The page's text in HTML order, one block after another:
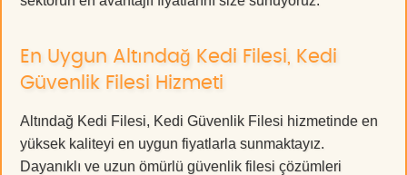
En Uygun Altındağ Kedi Filesi, Kedi
Güvenlik Filesi Hizmeti
Altındağ Kedi Filesi, Kedi Güvenlik Filesi hizmetinde en
yüksek kaliteyi en uygun fiyatlarla sunmaktayız.
Dayanıklı ve uzun ömürlü güvenlik filesi çözümleri